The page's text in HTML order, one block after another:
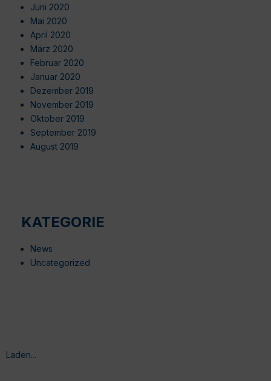
Juni 2020
Mai 2020
April 2020
März 2020
Februar 2020
Januar 2020
Dezember 2019
November 2019
Oktober 2019
September 2019
August 2019
KATEGORIE
News
Uncategorized
Laden...